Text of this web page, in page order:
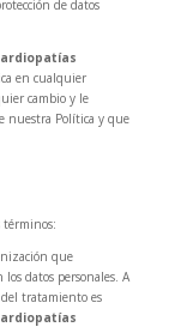
de datos
en cualquier
cambio y le
nuestra Política y que
términos:
que
datos personales. A
tratamiento es